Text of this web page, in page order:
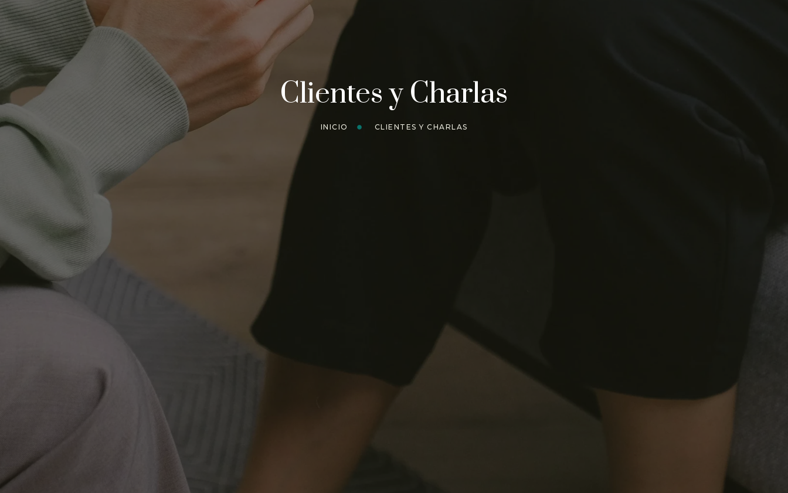
Clientes y Charlas
INICIO CLIENTES Y CHARLAS